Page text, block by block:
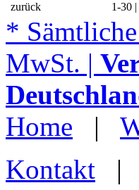
zurück
1-30
*
MwSt. |
Home |
Kontakt |